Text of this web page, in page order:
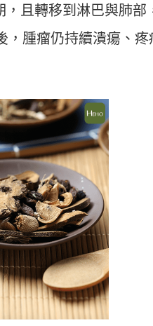
，且轉移到淋巴與肺部
，腫瘤仍持續潰瘍、疼